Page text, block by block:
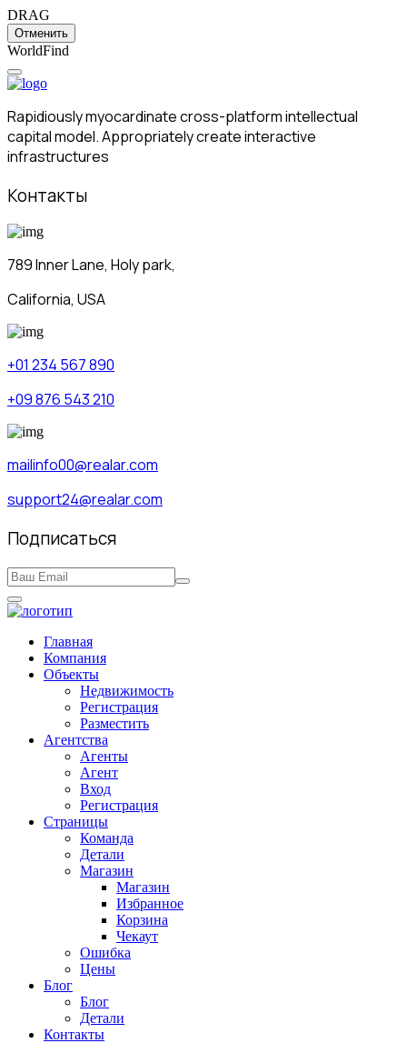
DRAG
Отменить
WorldFind
Rapidiously myocardinate cross-platform intellectual
capital model. Appropriately create interactive
infrastructures
Контакты
789 Inner Lane, Holy park,
California, USA
+01 234 567 890
+09 876 543 210
mailinfo00@realar.com
support24@realar.com
Подписаться
Главная
Компания
Объекты
Недвижимость
Регистрация
Разместить
Агентства
Агенты
Агент
Вход
Регистрация
Страницы
Команда
Детали
Магазин
Магазин
Избранное
Корзина
Чекаут
Ошибка
Цены
Блог
Блог
Детали
Контакты